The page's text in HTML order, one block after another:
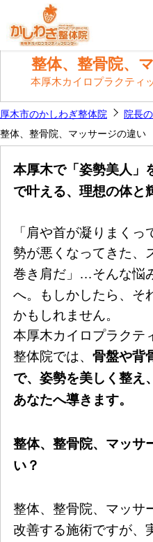
整体、整骨院、
本厚木カイロプラクティ
厚木市のかしわぎ整体院
院長
整体、整骨院、マッサージの違い
本厚木で「姿勢美人」
で叶える、理想の体と
「肩や首が凝りまく
勢が悪くなってきた、
巻き肩だ」 …そんな悩
へ。もしかしたら、そ
かもしれません。
本厚木カイロプラクテ
整体院では、 骨盤や背
で、姿勢を美しく整え
あなたへ導きます。
整体、整骨院、マッサ
い？
整体、整骨院、マッサ
改善する施術ですが、